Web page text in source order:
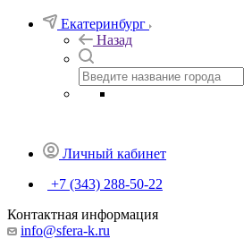
Екатеринбург
Назад
Личный кабинет
+7 (343) 288-50-22
Контактная информация
info@sfera-k.ru